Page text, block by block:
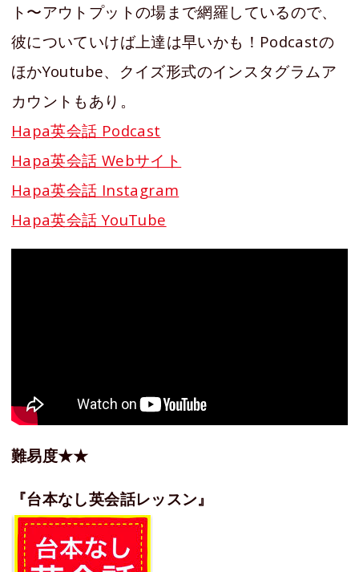
ト〜アウトプットの場まで網羅しているので、
彼についていけば上達は早いかも！Podcastの
ほかYoutube、クイズ形式のインスタグラムア
カウントもあり。
Hapa英会話 Podcast
Hapa英会話 Webサイト
Hapa英会話 Instagram
Hapa英会話 YouTube
難易度★★
『台本なし英会話レッスン』